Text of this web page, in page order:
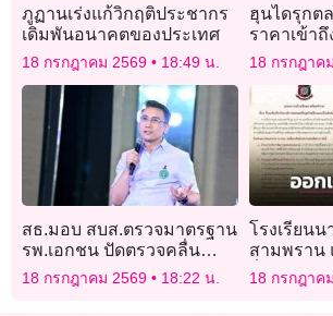
ภูฏานเร่งแก้วิกฤติประชากร
เดิมพันอนาคตของประเทศ
18 กรกฎาคม 2569 18:49 น.
ฮุนไดรุกต
ราคาเข้าถึ
18 กรกฎาค
สธ.มอบ สบส.ตรวจมาตรฐาน
รพ.เอกชน ปัดตรวจคลื่น
ไฟฟ้าหัวใจคนไข้
18 กรกฎาคม 2569 18:22 น.
โรงเรียนน
สามพราน
สื่อใหญ่บิด
18 กรกฎาค